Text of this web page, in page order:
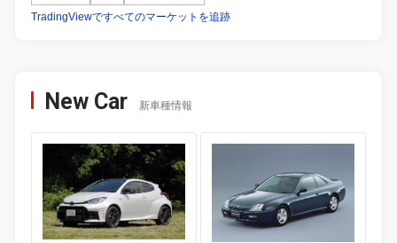
TradingViewですべてのマーケットを追跡
New Car 新車種情報